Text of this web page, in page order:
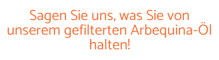
Sagen Sie uns, was Sie von
unserem gefilterten Arbequina-Öl
halten!